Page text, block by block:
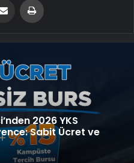
2026 YKS
Sabit Ücret ve